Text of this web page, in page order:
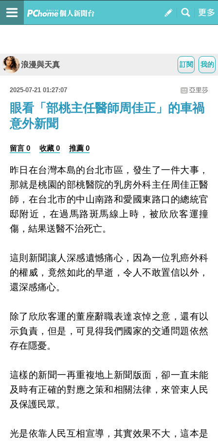
我的
訂閱
浪漫與天真
2025-07-21 01:27:07 亞里莎
眼看「部桃主任醫師周佳正」的車禍
意外新聞
留言 0 收藏 0 推薦 0
昨日在台灣本島的台北市區，發生了一件大事，
那就是桃園的部桃醫院的乳房外科主任周佳正醫
師，在台北市的中山南路和愛國東路口的總統官
邸附近，在過馬路斑馬線上時，被欣欣客運撞
傷，結果送醫不治死亡。
這則新聞讓人深感遺憾痛心，因為一位乳癌外科
的權威，竟然如此的早逝，令人不敢置信以外，
還深感痛心。
除了欣欣客運的董座辭職表達哀悼之意，還有以
示負責，但是，可見得我們國家的交通問題依然
存在隱憂。
這樣的新聞一再重複地上新聞版面，卻一直未能
及時有正確的對應之策和相關法律，來管束人民
及保護民眾。
光是依靠人民互相宣導，其實效果不大，這本是